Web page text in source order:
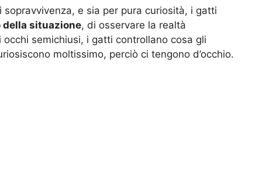
e sia per pura curiosità, i gatti
della situazione, di osservare la realtà
semichiusi, i gatti controllano cosa gli
moltissimo, perciò ci tengono d’occhio.